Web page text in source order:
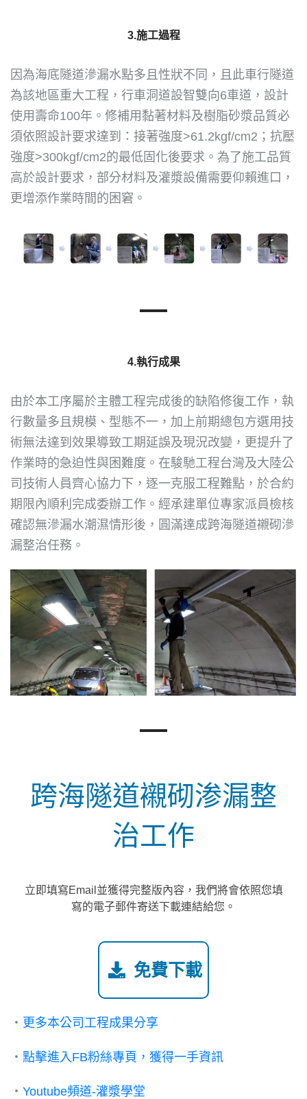
3.施工過程
因為海底隧道滲漏水點多且性狀不同，且此車行隧道
為該地區重大工程，行車洞道設智雙向6車道，設計
使用壽命100年。修補用黏著材料及樹脂砂漿品質必
須依照設計要求達到：接著強度>61.2kgf/cm2；抗壓
強度>300kgf/cm2的最低固化後要求。為了施工品質
高於設計要求，部分材料及灌漿設備需要仰賴進口，
更增添作業時間的困窘。
―
4.執行成果
由於本工序屬於主體工程完成後的缺陷修復工作，執
行數量多且規模、型態不一，加上前期總包方選用技
術無法達到效果導致工期延誤及現況改變，更提升了
作業時的急迫性與困難度。在駿馳工程台灣及大陸公
司技術人員齊心協力下，逐一克服工程難點，於合約
期限內順利完成委辦工作。經承建單位專家派員檢核
確認無滲漏水潮濕情形後，圓滿達成跨海隧道襯砌滲
漏整治任務。
―
跨海隧道襯砌渗漏整
治工作
立即填寫Email並獲得完整版內容，我們將會依照您填
寫的電子郵件寄送下載連結給您。
免費下載
・ 更多本公司工程成果分享
・ 點擊進入FB粉絲專頁，獲得一手資訊
・ Youtube頻道-灌漿學堂